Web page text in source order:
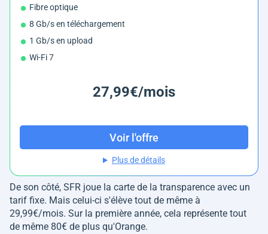
Fibre optique
8 Gb/s en téléchargement
1 Gb/s en upload
Wi-Fi 7
27,99€/mois
Voir l'offre
Plus de détails
De son côté, SFR joue la carte de la transparence avec un
tarif fixe. Mais celui-ci s'élève tout de même à
29,99€/mois. Sur la première année, cela représente tout
de même 80€ de plus qu'Orange.